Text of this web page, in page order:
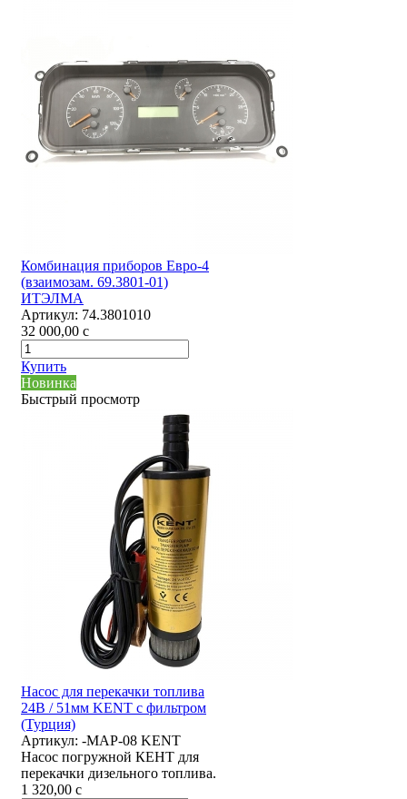
Комбинация приборов Евро-4
(взаимозам. 69.3801-01)
ИТЭЛМА
Артикул: 74.3801010
32 000,00 c
Купить
Новинка
Быстрый просмотр
Насос для перекачки топлива
24В / 51мм KENT с фильтром
(Турция)
Артикул: -MAP-08 KENT
Насос погружной КЕНТ для
перекачки дизельного топлива.
1 320,00 c